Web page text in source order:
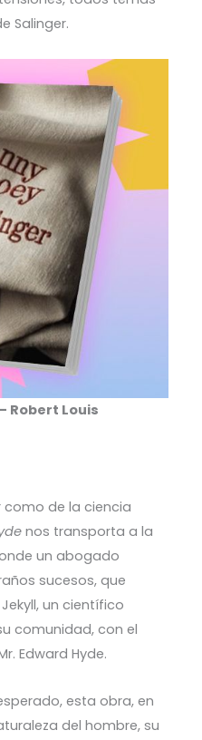
Salinger.
Robert Louis
de la ciencia
nos transporta a la
un abogado
sucesos, que
un científico
comunidad, con el
Edward Hyde.
esta obra, en
del hombre, su